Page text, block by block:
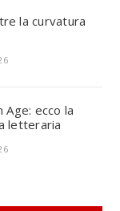
la curvatura
Age: ecco la
letteraria